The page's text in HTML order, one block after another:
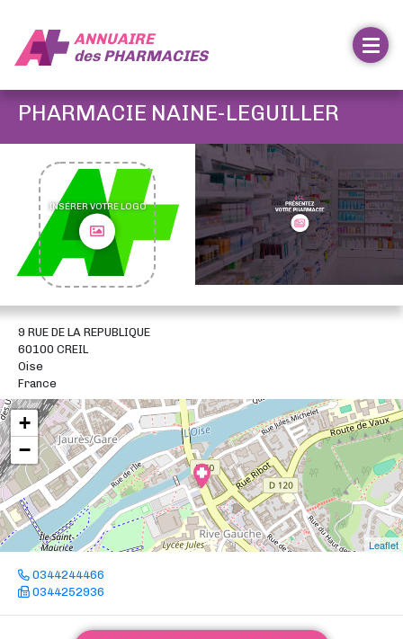
ANNUAIRE
desPHARMACIES
PHARMACIE NAINE-LEGUILLER
INSÉRER VOTRE LOGO
9 RUE DE LA REPUBLIQUE
60100 CREIL
Oise
France
+
−
Leaflet
0344244466
0344252936